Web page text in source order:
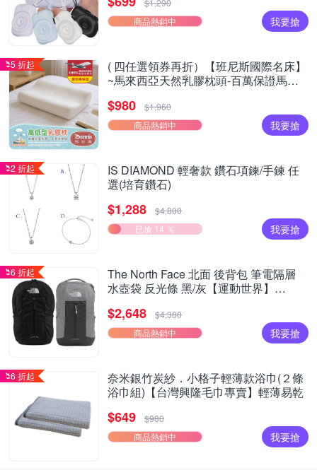
$1,290
商品熱銷中
我要搶
5 折起
( 四任選領券再折）【班尼斯國際名床】
~馬來西亞天然乳膠枕頭-百萬保證馬來
$980
$1,960
商品熱銷中
我要搶
2 折起
IS DIAMOND 輕奢款 鑽石項鍊/手鍊 任
選(培育鑽石)
$1,288
$4,800
已搶 14 ％
我要搶
6 折起
The North Face 北面 後背包 筆電隔層
水壺袋 反光條 黑/灰【運動世界】
$2,648
$4,380
商品熱銷中
我要搶
6 折起
奈米銀竹炭紗．小格子輕薄款浴巾(２條
浴巾組)【台灣興隆毛巾專賣】輕薄易乾
$649
$980
商品熱銷中
我要搶